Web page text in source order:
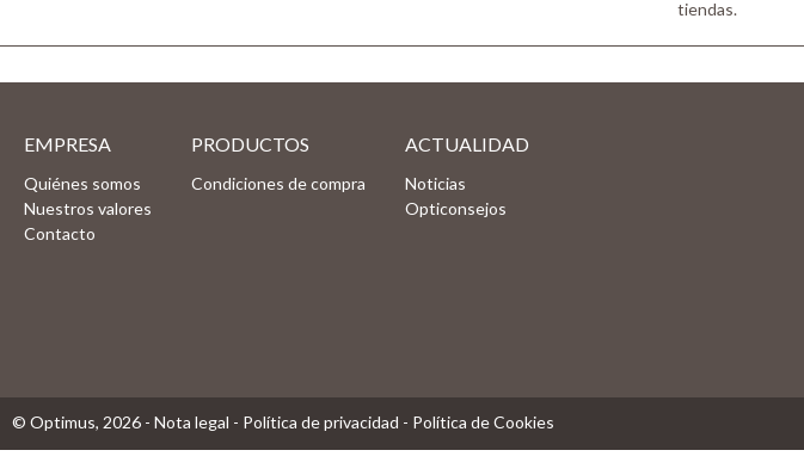
tiendas.
EMPRESA
Quiénes somos
Nuestros valores
Contacto
PRODUCTOS
Condiciones de compra
ACTUALIDAD
Noticias
Opticonsejos
© Optimus, 2026 - Nota legal - Política de privacidad - Política de Cookies